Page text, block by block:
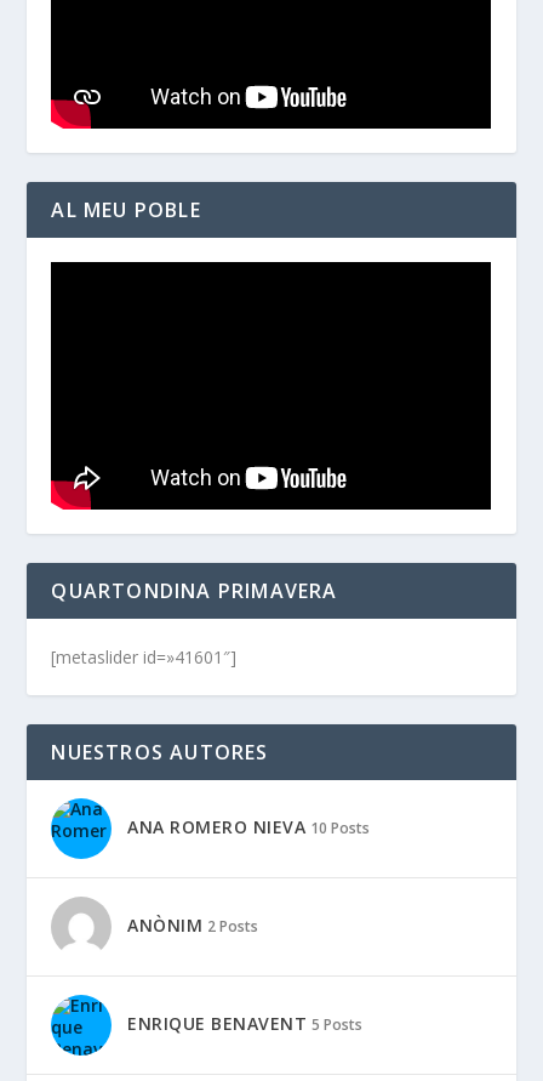
AL MEU POBLE
QUARTONDINA PRIMAVERA
[metaslider id=»41601″]
NUESTROS AUTORES
ANA ROMERO NIEVA 10 Posts
ANÒNIM 2 Posts
ENRIQUE BENAVENT 5 Posts